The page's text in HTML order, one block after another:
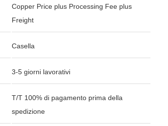
Copper Price plus Processing Fee plus
Freight
Casella
3-5 giorni lavorativi
T/T 100% di pagamento prima della
spedizione